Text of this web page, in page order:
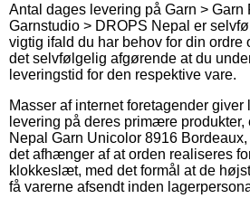
Antal dages levering på Garn > Garn
Garnstudio > DROPS Nepal er
vigtig ifald du har behov for din ordre
det selvfølgelig afgørende at du
leveringstid for den respektive vare.
Masser af internet foretagender
levering på deres primære
Nepal Garn Unicolor 8916
det afhænger af at orden realiseres
klokkeslæt, med det formål at de
få varerne afsendt inden